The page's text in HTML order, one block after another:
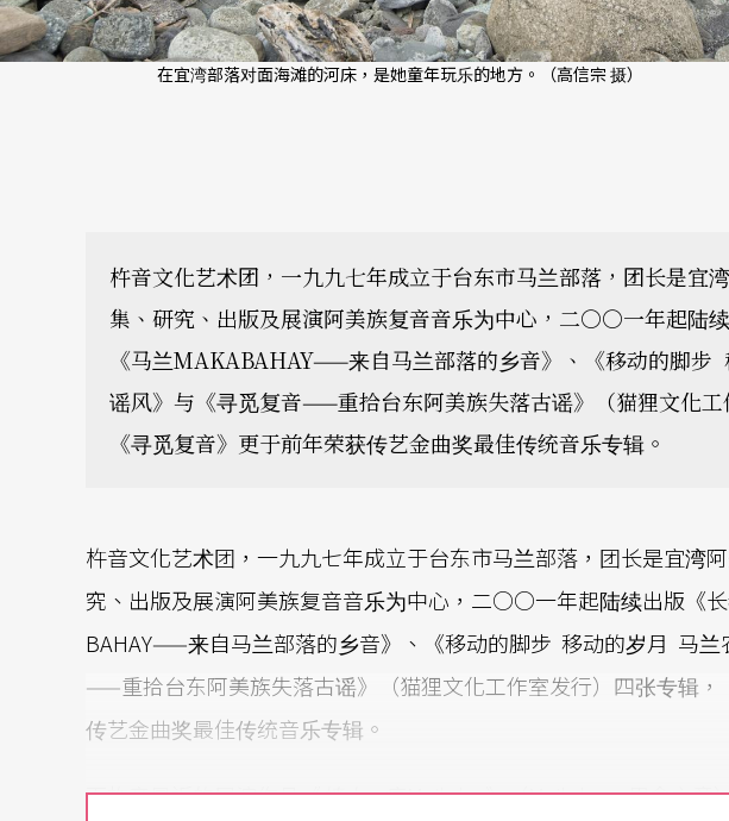
在宜湾部落对面海滩的河床，是她童年玩乐的地方。（高信宗 摄）
杵音文化艺术团，一九九七年成立于台东市马兰部落，团长是宜
集、研究、出版及展演阿美族复音音乐为中心，二○○一年起陆
《马兰MAKABAHAY——来自马兰部落的乡音》、《移动的脚
谣风》与《寻觅复音——重拾台东阿美族失落古谣》（猫狸文化工
《寻觅复音》更于前年荣获传艺金曲奖最佳传统音乐专辑。
杵音文化艺术团，一九九七年成立于台东市马兰部落，团长是宜湾
究、出版及展演阿美族复音音乐为中心，二○○一年起陆续出版《
BAHAY——来自马兰部落的乡音》、《移动的脚步 移动的岁月 马兰
——重拾台东阿美族失落古谣》（猫狸文化工作室发行）四张专辑
传艺金曲奖最佳传统音乐专辑。
而杵音最近的展演作品《墙上。痕Mailulay》（Mailulay，思念之意